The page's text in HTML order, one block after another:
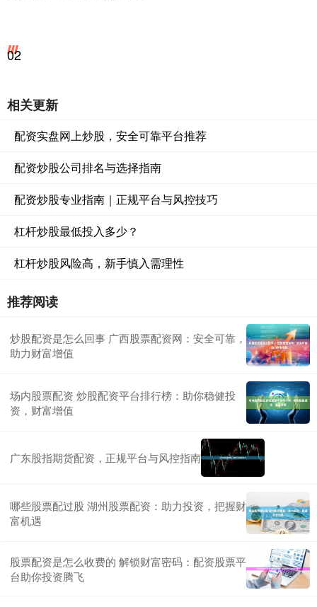
02
相关更新
配资实盘网上炒股，安全可靠平台推荐
配资炒股公司排名与选择指南
配资炒股专业指南｜正规平台与风控技巧
杠杆炒股最低投入多少？
杠杆炒股风险高，新手慎入需理性
推荐阅读
炒股配资是怎么回事 广西股票配资网：安全可靠，
助力财富增值
场内股票配资 炒股配资平台排行榜：助你稳健投
资，财富增值
广东股指期货配资，正规平台与风控指南
哪些股票配过股 湖州股票配资：助力投资，把握财
富机遇
股票配资是怎么收费的 解锁财富密码：配资股票平
台助你投资腾飞